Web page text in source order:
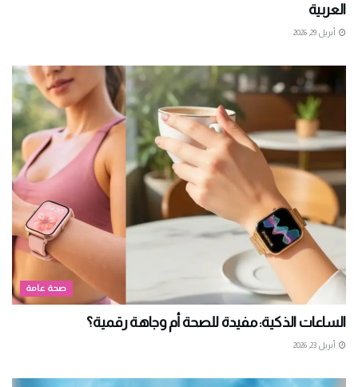
العربية
أبريل 29, 2026
صحة عامة
الساعات الذكية: مفيدة للصحة أم وجاهة رقمية؟
أبريل 23, 2026